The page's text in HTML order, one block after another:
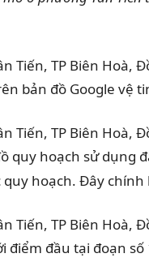
bản đồ Google vệ
quy hoạch sử dụng
hoạch. Đây
điểm đầu tại đoạn